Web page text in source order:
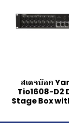
สเตจบ๊อก
Tio1608-D2
Stage Box